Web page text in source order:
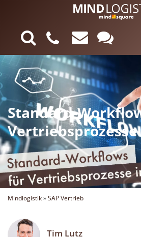
Standard-
Vertriebsprozesse
Mindlogistik»SAP Vertrieb
Tim Lutz